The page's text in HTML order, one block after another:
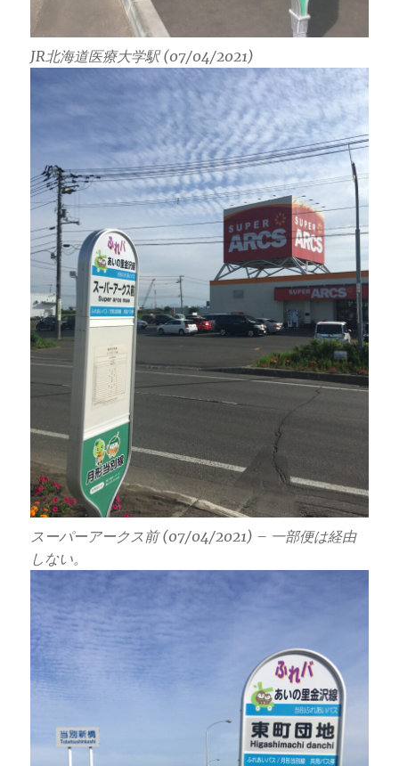
JR北海道医療大学駅 (07/04/2021)
スーパーアークス前 (07/04/2021) – 一部便は経由
しない。